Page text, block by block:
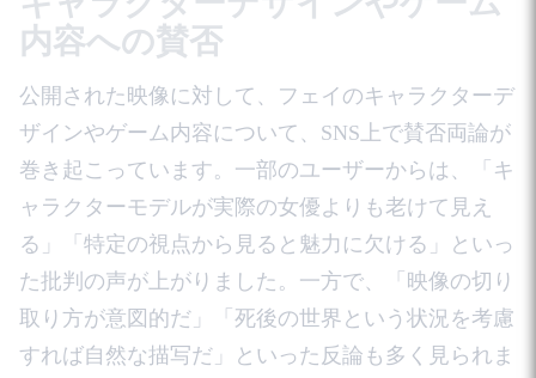
内容への賛否
公開された映像に対して、フェイのキャラクターデ
ザインやゲーム内容について、SNS上で賛否両論が
巻き起こっています。一部のユーザーからは、「キ
ャラクターモデルが実際の女優よりも老けて見え
る」「特定の視点から見ると魅力に欠ける」といっ
た批判の声が上がりました。一方で、「映像の切り
取り方が意図的だ」「死後の世界という状況を考慮
すれば自然な描写だ」といった反論も多く見られま